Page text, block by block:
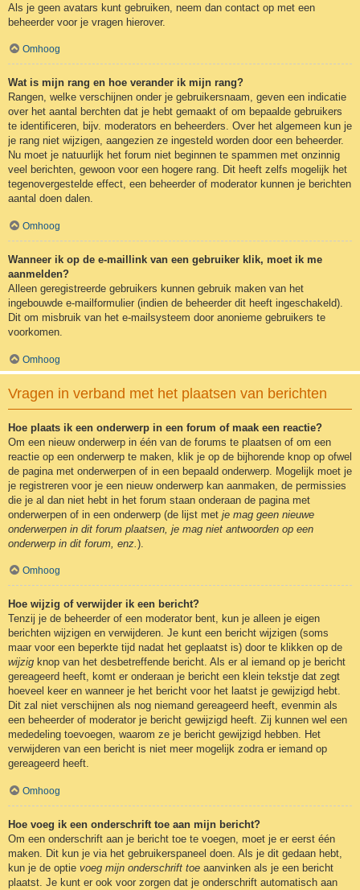
Als je geen avatars kunt gebruiken, neem dan contact op met een
beheerder voor je vragen hierover.
Omhoog
Wat is mijn rang en hoe verander ik mijn rang?
Rangen, welke verschijnen onder je gebruikersnaam, geven een indicatie
over het aantal berchten dat je hebt gemaakt of om bepaalde gebruikers
te identificeren, bijv. moderators en beheerders. Over het algemeen kun je
je rang niet wijzigen, aangezien ze ingesteld worden door een beheerder.
Nu moet je natuurlijk het forum niet beginnen te spammen met onzinnig
veel berichten, gewoon voor een hogere rang. Dit heeft zelfs mogelijk het
tegenovergestelde effect, een beheerder of moderator kunnen je berichten
aantal doen dalen.
Omhoog
Wanneer ik op de e-maillink van een gebruiker klik, moet ik me
aanmelden?
Alleen geregistreerde gebruikers kunnen gebruik maken van het
ingebouwde e-mailformulier (indien de beheerder dit heeft ingeschakeld).
Dit om misbruik van het e-mailsysteem door anonieme gebruikers te
voorkomen.
Omhoog
Vragen in verband met het plaatsen van berichten
Hoe plaats ik een onderwerp in een forum of maak een reactie?
Om een nieuw onderwerp in één van de forums te plaatsen of om een
reactie op een onderwerp te maken, klik je op de bijhorende knop op ofwel
de pagina met onderwerpen of in een bepaald onderwerp. Mogelijk moet je
je registreren voor je een nieuw onderwerp kan aanmaken, de permissies
die je al dan niet hebt in het forum staan onderaan de pagina met
onderwerpen of in een onderwerp (de lijst met je mag geen nieuwe
onderwerpen in dit forum plaatsen, je mag niet antwoorden op een
onderwerp in dit forum, enz. ).
Omhoog
Hoe wijzig of verwijder ik een bericht?
Tenzij je de beheerder of een moderator bent, kun je alleen je eigen
berichten wijzigen en verwijderen. Je kunt een bericht wijzigen (soms
maar voor een beperkte tijd nadat het geplaatst is) door te klikken op de
wijzig knop van het desbetreffende bericht. Als er al iemand op je bericht
gereageerd heeft, komt er onderaan je bericht een klein tekstje dat zegt
hoeveel keer en wanneer je het bericht voor het laatst je gewijzigd hebt.
Dit zal niet verschijnen als nog niemand gereageerd heeft, evenmin als
een beheerder of moderator je bericht gewijzigd heeft. Zij kunnen wel een
mededeling toevoegen, waarom ze je bericht gewijzigd hebben. Het
verwijderen van een bericht is niet meer mogelijk zodra er iemand op
gereageerd heeft.
Omhoog
Hoe voeg ik een onderschrift toe aan mijn bericht?
Om een onderschrift aan je bericht toe te voegen, moet je er eerst één
maken. Dit kun je via het gebruikerspaneel doen. Als je dit gedaan hebt,
kun je de optie voeg mijn onderschrift toe aanvinken als je een bericht
plaatst. Je kunt er ook voor zorgen dat je onderschrift automatisch aan